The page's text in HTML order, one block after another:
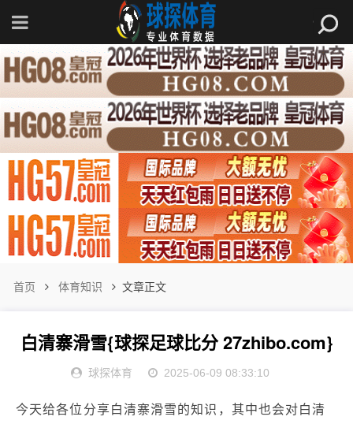
首页 体育知识 文章正文
白清寨滑雪{球探足球比分 27zhibo.com}
球探体育 2025-06-09 08:33:10
今天给各位分享白清寨滑雪的知识，其中也会对白清